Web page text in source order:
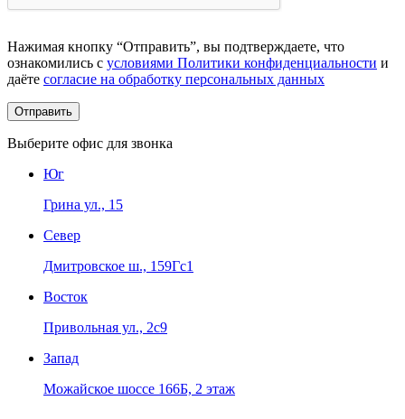
Нажимая кнопку “Отправить”, вы подтверждаете, что
ознакомились с условиями Политики конфиденциальности и
даёте согласие на обработку персональных данных
Выберите офис для звонка
Юг
Грина ул., 15
Север
Дмитровское ш., 159Гс1
Восток
Привольная ул., 2с9
Запад
Можайское шоссе 166Б, 2 этаж